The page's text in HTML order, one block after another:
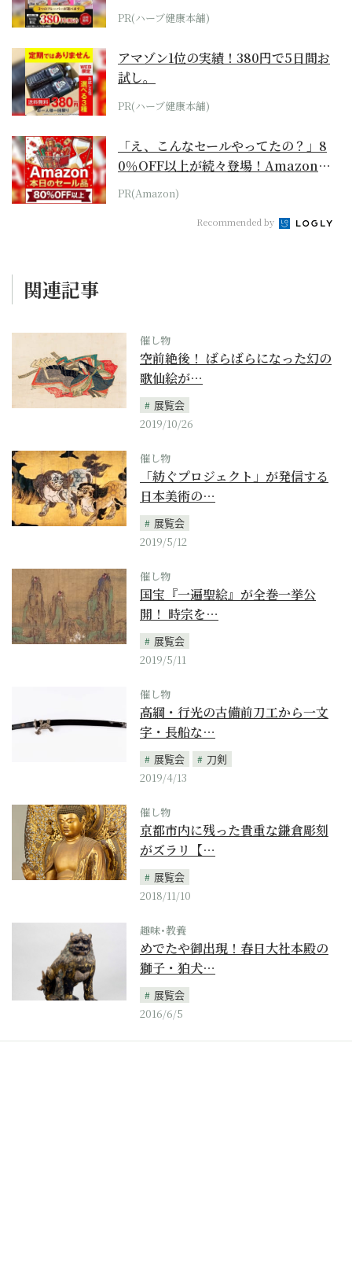
PR(ハーブ健康本舗)
アマゾン1位の実績！380円で5日間お
試し。
PR(ハーブ健康本舗)
「え、こんなセールやってたの？」8
0％OFF以上が続々登場！Amazonの
本気が...
PR(Amazon)
Recommended by
関連記事
催し物
空前絶後！ ばらばらになった幻の
歌仙絵が…
展覧会
2019/10/26
催し物
「紡ぐプロジェクト」が発信する
日本美術の…
展覧会
2019/5/12
催し物
国宝『一遍聖絵』が全巻一挙公
開！ 時宗を…
展覧会
2019/5/11
催し物
高綱・行光の古備前刀工から一文
字・長船な…
展覧会
刀剣
2019/4/13
催し物
京都市内に残った貴重な鎌倉彫刻
がズラリ【…
展覧会
2018/11/10
趣味･教養
めでたや御出現！春日大社本殿の
獅子・狛犬…
展覧会
2016/6/5